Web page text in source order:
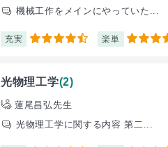
機械工作をメインにやっていた...
充実 4.5 楽単 4
光物理工学(2)
蓮尾昌弘先生
光物理工学に関する内容 第二...